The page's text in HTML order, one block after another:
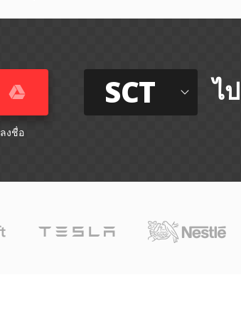
ลงชื่อ
SCT ไ